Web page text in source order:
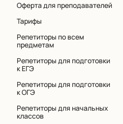
Оферта для преподавателей
Тарифы
Репетиторы по всем
предметам
Репетиторы для подготовки
к ЕГЭ
Репетиторы для подготовки
к ОГЭ
Репетиторы для начальных
классов